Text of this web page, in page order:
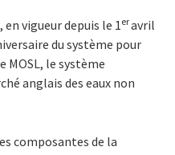
vigueur depuis le 1 eravril
du système pour
MOSL, le système
anglais des eaux non
composantes de la